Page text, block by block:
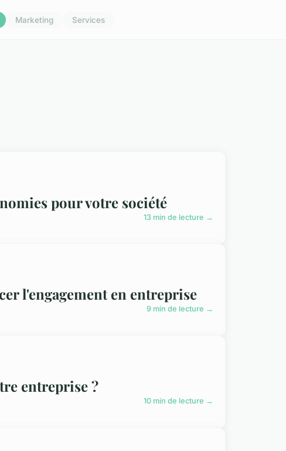
Marketing Services
pour votre société
13 min de lecture →
l'engagement en entreprise
9 min de lecture →
entreprise ?
10 min de lecture →